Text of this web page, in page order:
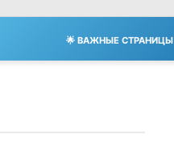
🌟 ВАЖНЫЕ СТРАНИЦЫ